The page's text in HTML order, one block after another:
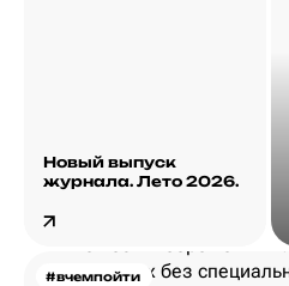
Новый выпуск
журнала. Лето 2026.
#вчемпойти